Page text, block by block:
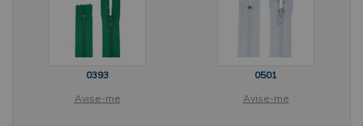
0393
Avise-me
0501
Avise-me